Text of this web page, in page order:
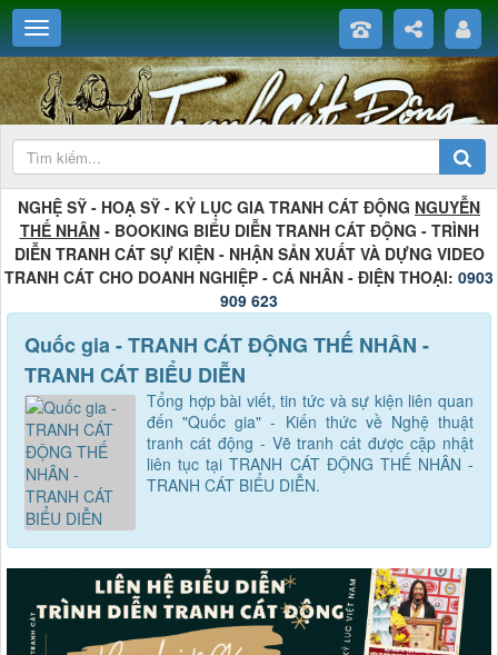
NGHỆ SỸ - HOẠ SỸ - KỶ LỤC GIA TRANH CÁT ĐỘNG NGUYỄN
THẾ NHÂN- BOOKING BIỂU DIỄN TRANH CÁT ĐỘNG - TRÌNH
DIỄN TRANH CÁT SỰ KIỆN - NHẬN SẢN XUẤT VÀ DỰNG VIDEO
TRANH CÁT CHO DOANH NGHIỆP - CÁ NHÂN - ĐIỆN THOẠI: 0903
909 623
Quốc gia - TRANH CÁT ĐỘNG THẾ NHÂN -
TRANH CÁT BIỂU DIỄN
Tổng hợp bài viết, tin tức và sự kiện liên quan
đến "Quốc gia" - Kiến thức về Nghệ thuật
tranh cát động - Vẽ tranh cát được cập nhật
liên tục tại TRANH CÁT ĐỘNG THẾ NHÂN -
TRANH CÁT BIỂU DIỄN.